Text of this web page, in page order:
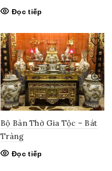
Đọc tiếp
Bộ Bàn Thờ Gia Tộc – Bát
Tràng
Đọc tiếp